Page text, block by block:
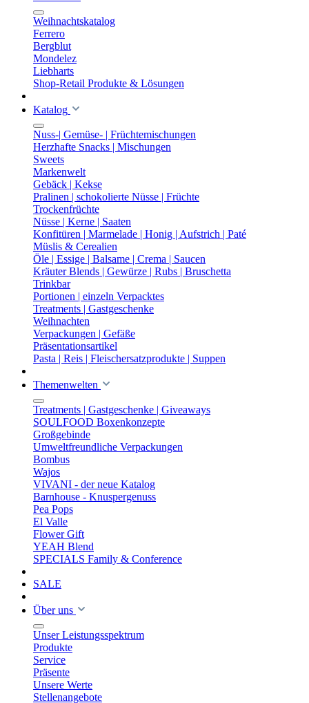
Weihnachtskatalog
Ferrero
Bergblut
Mondelez
Liebharts
Shop-Retail Produkte & Lösungen
Katalog
Nuss-| Gemüse- | Früchtemischungen
Herzhafte Snacks | Mischungen
Sweets
Markenwelt
Gebäck | Kekse
Pralinen | schokolierte Nüsse | Früchte
Trockenfrüchte
Nüsse | Kerne | Saaten
Konfitüren | Marmelade | Honig | Aufstrich | Paté
Müslis & Cerealien
Öle | Essige | Balsame | Crema | Saucen
Kräuter Blends | Gewürze | Rubs | Bruschetta
Trinkbar
Portionen | einzeln Verpacktes
Treatments | Gastgeschenke
Weihnachten
Verpackungen | Gefäße
Präsentationsartikel
Pasta | Reis | Fleischersatzprodukte | Suppen
Themenwelten
Treatments | Gastgeschenke | Giveaways
SOULFOOD Boxenkonzepte
Großgebinde
Umweltfreundliche Verpackungen
Bombus
Wajos
VIVANI - der neue Katalog
Barnhouse - Knuspergenuss
Pea Pops
El Valle
Flower Gift
YEAH Blend
SPECIALS Family & Conference
SALE
Über uns
Unser Leistungsspektrum
Produkte
Service
Präsente
Unsere Werte
Stellenangebote